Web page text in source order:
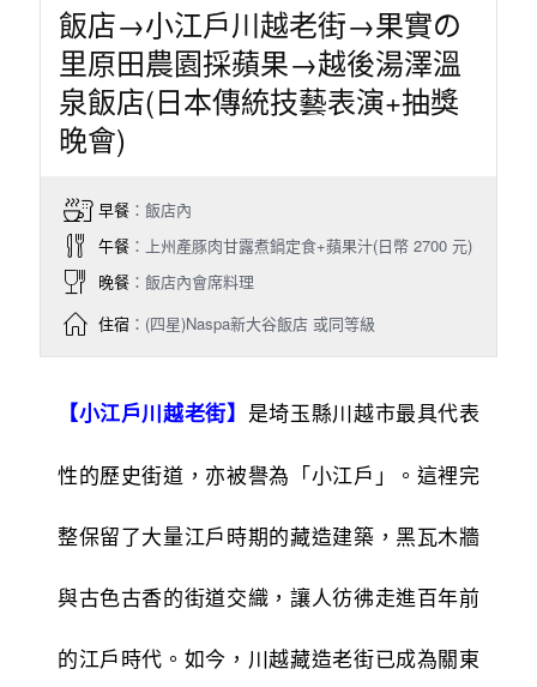
飯店→小江戶川越老街→果實の
里原田農園採蘋果→越後湯澤溫
泉飯店(日本傳統技藝表演+抽獎
晚會)
早餐：飯店內
午餐：上州產豚肉甘露煮鍋定食+蘋果汁(日幣 2700 元)
晚餐：飯店內會席料理
住宿：(四星)Naspa新大谷飯店 或同等級
【小江戶川越老街】 是埼玉縣川越市最具代表
性的歷史街道，亦被譽為「小江戶」。這裡完
整保留了大量江戶時期的藏造建築，黑瓦木牆
與古色古香的街道交織，讓人彷彿走進百年前
的江戶時代。如今，川越藏造老街已成為關東